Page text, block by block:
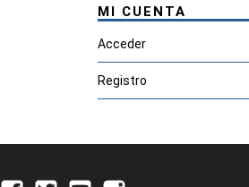
MI CUENTA
Acceder
Registro